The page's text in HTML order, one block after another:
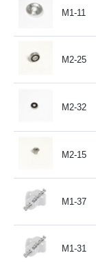
M1-11
M2-25
M2-32
M2-15
M1-37
M1-31